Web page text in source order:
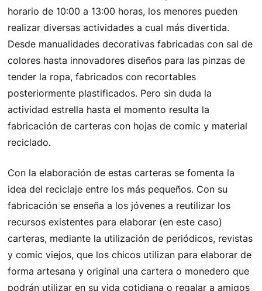
horario de 10:00 a 13:00 horas, los menores pueden
realizar diversas actividades a cual más divertida.
Desde manualidades decorativas fabricadas con sal de
colores hasta innovadores diseños para las pinzas de
tender la ropa, fabricados con recortables
posteriormente plastificados. Pero sin duda la
actividad estrella hasta el momento resulta la
fabricación de carteras con hojas de comic y material
reciclado.
Con la elaboración de estas carteras se fomenta la
idea del reciclaje entre los más pequeños. Con su
fabricación se enseña a los jóvenes a reutilizar los
recursos existentes para elaborar (en este caso)
carteras, mediante la utilización de periódicos, revistas
y comic viejos, que los chicos utilizan para elaborar de
forma artesana y original una cartera o monedero que
podrán utilizar en su vida cotidiana o regalar a amigos